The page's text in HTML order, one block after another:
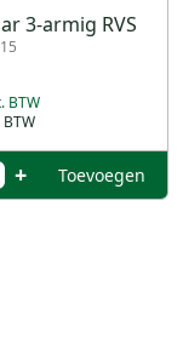
3-armig RVS
+ Toevoegen